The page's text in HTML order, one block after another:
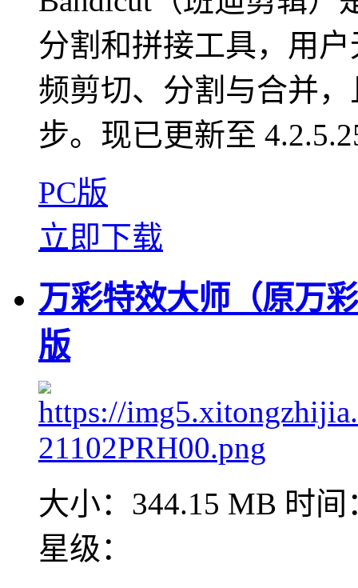
分割和拼接工具，用
频剪切、分割与合并
步。现已更新至
PC版
立即下载
万彩特效大师（原万
版
大小：344.15 MB 时间
星级：